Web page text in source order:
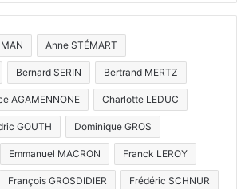
Anne STÉMART
Bernard SERIN Bertrand MERTZ
AGAMENNONE Charlotte LEDUC
GOUTH Dominique GROS
Emmanuel MACRON Franck LEROY
François GROSDIDIER Frédéric SCHNUR